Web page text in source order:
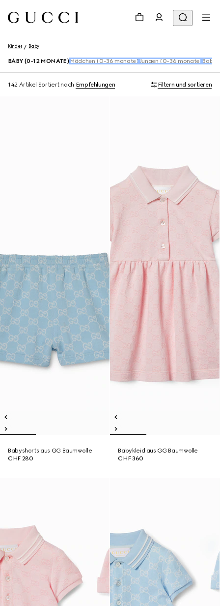
Kinder Baby
BABY (0-12 MONATE) Mädchen (0-36 monate) Jungen (0-36 monate) Baby
142 Artikel Sortiert nach Empfehlungen Filtern und sortieren
Babyshorts aus GG Baumwolle
CHF 280
Babykleid aus GG Baumwolle
CHF 360